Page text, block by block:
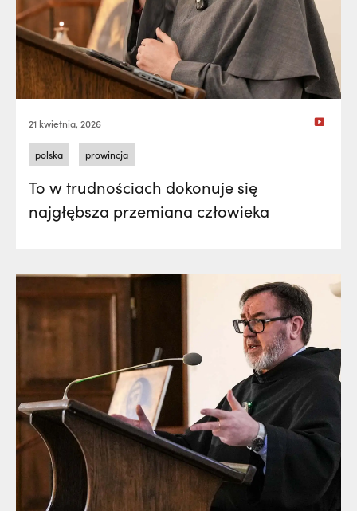
21 kwietnia, 2026
polska prowincja
To w trudnościach dokonuje się
najgłębsza przemiana człowieka